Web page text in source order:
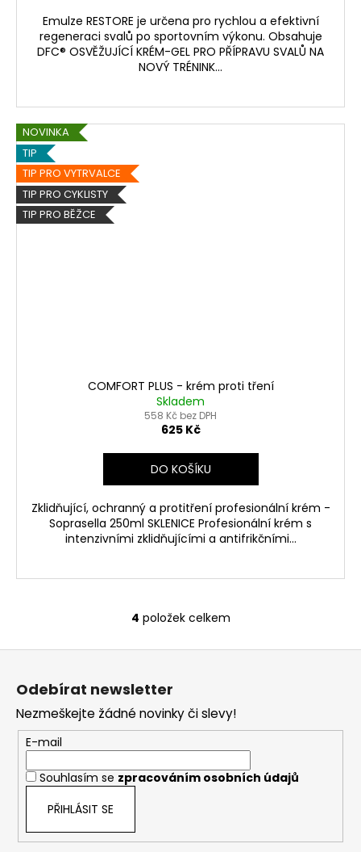
Emulze RESTORE je určena pro rychlou a efektivní
regeneraci svalů po sportovním výkonu. Obsahuje
DFC® OSVĚŽUJÍCÍ KRÉM-GEL PRO PŘÍPRAVU SVALŮ NA
NOVÝ TRÉNINK...
NOVINKA
TIP
TIP PRO VYTRVALCE
TIP PRO CYKLISTY
TIP PRO BĚŽCE
COMFORT PLUS - krém proti tření
Skladem
558 Kč bez DPH
625 Kč
DO KOŠÍKU
Zklidňující, ochranný a protitření profesionální krém -
Soprasella 250ml SKLENICE Profesionální krém s
intenzivními zklidňujícími a antifrikčními...
O
v
a
c
í
p
r
y
4 položek celkem
Odebírat newsletter
Nezmeškejte žádné novinky či slevy!
E-mail
Souhlasím se zpracováním osobních údajů
PŘIHLÁSIT SE